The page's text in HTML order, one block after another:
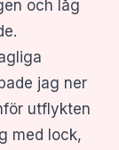
och låg
jag ner
utflykten
med lock,